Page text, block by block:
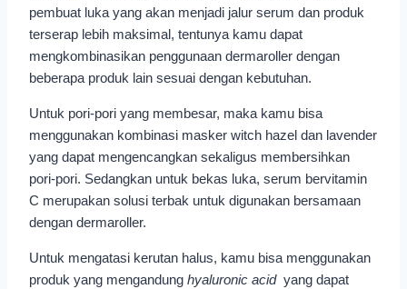
pembuat luka yang akan menjadi jalur serum dan produk
terserap lebih maksimal, tentunya kamu dapat
mengkombinasikan penggunaan dermaroller dengan
beberapa produk lain sesuai dengan kebutuhan.
Untuk pori-pori yang membesar, maka kamu bisa
menggunakan kombinasi masker witch hazel dan lavender
yang dapat mengencangkan sekaligus membersihkan
pori-pori. Sedangkan untuk bekas luka, serum bervitamin
C merupakan solusi terbak untuk digunakan bersamaan
dengan dermaroller.
Untuk mengatasi kerutan halus, kamu bisa menggunakan
produk yang mengandung hyaluronic acid yang dapat